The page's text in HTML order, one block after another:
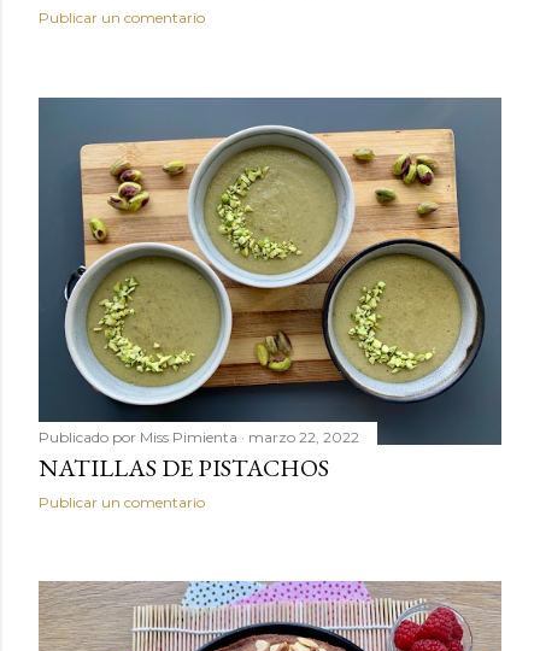
Publicar un comentario
Publicado por Miss Pimienta marzo 22, 2022
NATILLAS DE PISTACHOS
Publicar un comentario